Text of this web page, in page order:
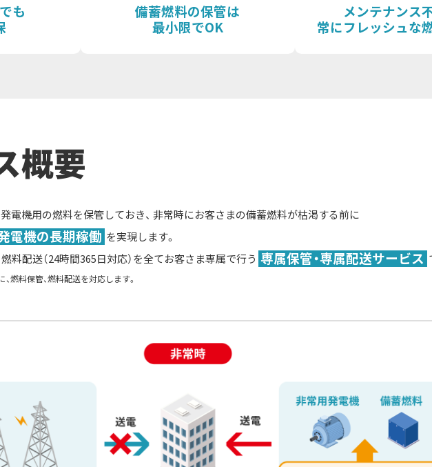
も
備蓄燃料の保管は
最小限でOK
メンテナンス
常にフレッシュな
概要
電機用の燃料を保管しておき、 非常時にお客さまの備蓄燃料が枯渇する前に
電機の長期稼働 を実現します。
料配送（24時間365日対応）を全てお客さま専属で行う 専属保管・専属配送サービス
燃料保管、燃料配送を対応します。